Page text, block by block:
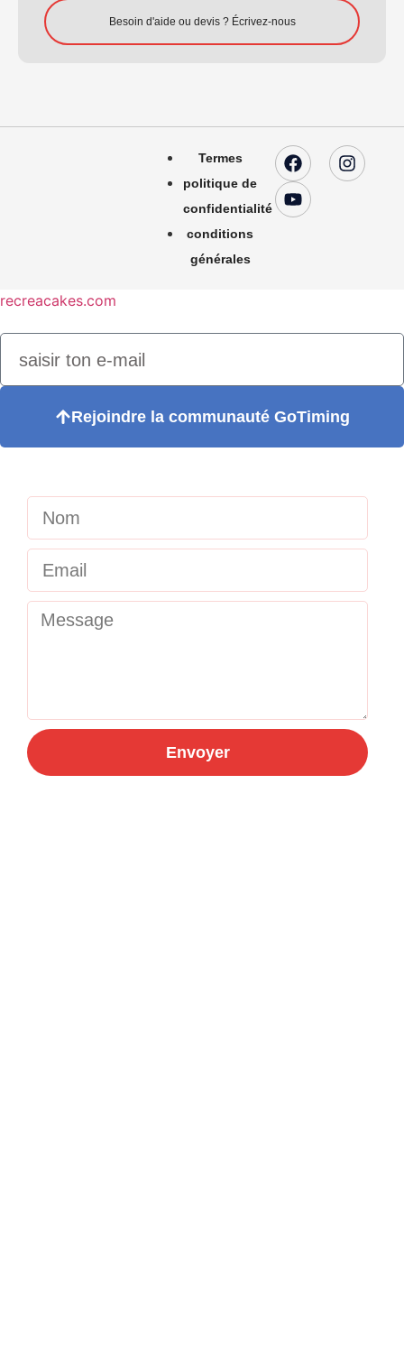
Besoin d'aide ou devis ? Écrivez-nous
Termes
politique de
confidentialité
conditions
générales
recreacakes.com
Rejoindre la communauté GoTiming
Envoyer